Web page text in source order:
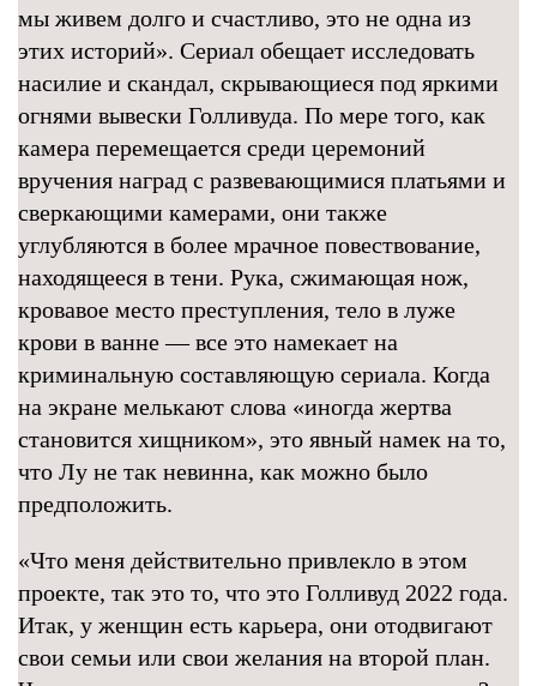
мы живем долго и счастливо, это не одна из
этих историй». Сериал обещает исследовать
насилие и скандал, скрывающиеся под яркими
огнями вывески Голливуда. По мере того, как
камера перемещается среди церемоний
вручения наград с развевающимися платьями и
сверкающими камерами, они также
углубляются в более мрачное повествование,
находящееся в тени. Рука, сжимающая нож,
кровавое место преступления, тело в луже
крови в ванне — все это намекает на
криминальную составляющую сериала. Когда
на экране мелькают слова «иногда жертва
становится хищником», это явный намек на то,
что Лу не так невинна, как можно было
предположить.
«Что меня действительно привлекло в этом
проекте, так это то, что это Голливуд 2022 года.
Итак, у женщин есть карьера, они отодвигают
свои семьи или свои желания на второй план.